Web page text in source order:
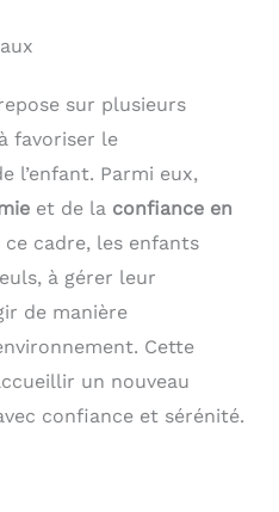
sur plusieurs
favoriser le
l’enfant. Parmi eux,
et de la confiance en
cadre, les enfants
à gérer leur
de manière
Cette
un nouveau
confiance et sérénité.